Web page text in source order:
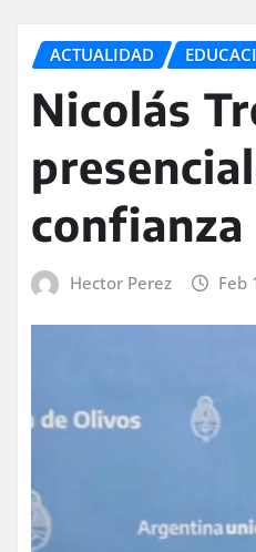
ACTUALIDAD
Nicolás
Hector Perez Feb